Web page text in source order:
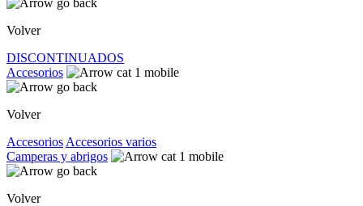
Volver
DISCONTINUADOS
Accesorios
Volver
Accesorios Accesorios varios
Camperas y abrigos
Volver